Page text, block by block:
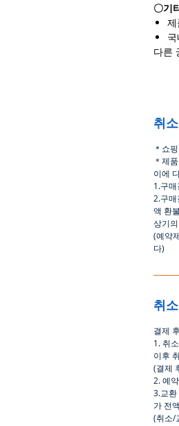
〇기
다른
취
＊쇼
＊제
이에
1.구
2.구
액 환
상기
(예약
다)
취
결제
1. 취
이후
(결제
2. 예
3.교환
가 전
(취소/